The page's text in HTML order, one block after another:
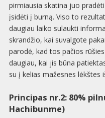
pirmiausia skatina juo
įsidėti į burną. Viso to
daugiau laiko sulaukti
skrandžio, kai suvalgote
parodė, kad tos pačios
daugiau, kai jis būna
su į kelias mažesnes lėkštes
Principas nr.2: 80%
Hachibunme)